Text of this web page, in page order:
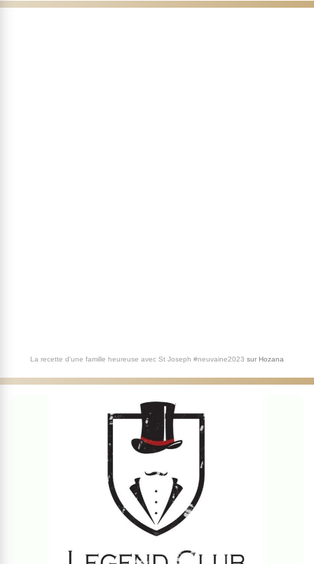
La recette d'une famille heureuse avec St Joseph #neuvaine2023 sur Hozana